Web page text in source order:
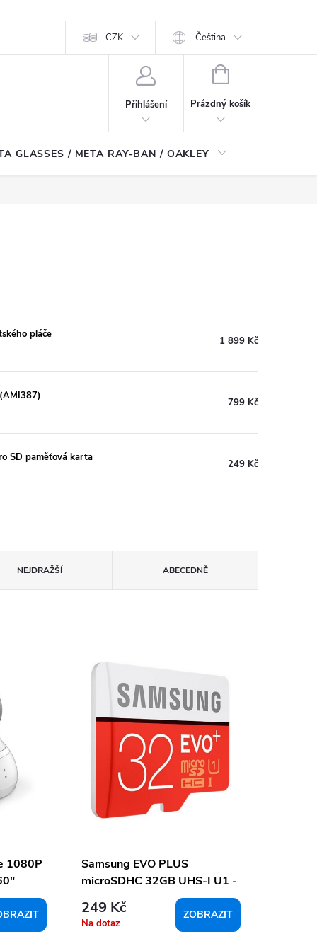
CZK Čeština
Přihlášení
NÁKUPNÍ
Prázdný košík
GLASSES / META RAY-BAN / OAKLEY
pláče
1 899 Kč
799 Kč
SD paměťová karta
249 Kč
NEJDRAŽŠÍ ABECEDNĚ
1080P
Samsung EVO PLUS
microSDHC 32GB UHS-I U1 -
Micro SD paměťová karta
249 Kč
Na dotaz
ZOBRAZIT